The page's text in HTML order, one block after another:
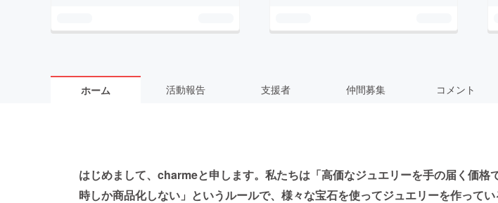
ホーム 活動報告 支援者 仲間募集 コメント
はじめまして、charmeと申します。私たちは「高価なジュエリーを手の届く価格
時しか商品化しない」というルールで、様々な宝石を使ってジュエリーを作って